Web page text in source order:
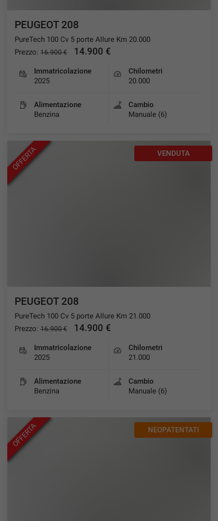
PEUGEOT 208
PureTech 100 Cv 5 porte Allure Km 20.000
Prezzo: 16.900 € 14.900 €
Immatricolazione
2025
Chilometri
20.000
Alimentazione
Benzina
Cambio
Manuale (6)
OFFERTA VENDUTA
PEUGEOT 208
PureTech 100 Cv 5 porte Allure Km 21.000
Prezzo: 16.900 € 14.900 €
Immatricolazione
2025
Chilometri
21.000
Alimentazione
Benzina
Cambio
Manuale (6)
OFFERTA NEOPATENTATI